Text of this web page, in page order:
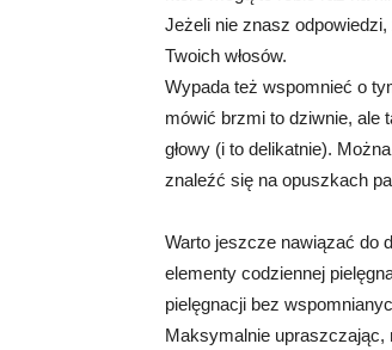
Jeżeli nie znasz
Twoich włosów.
Wypada też wspomnieć o
mówić brzmi to dziwnie, ale
głowy (i to delikatnie).
znaleźć się na opuszkach
Warto jeszcze nawiązać do
elementy codziennej
pielęgnacji bez
Maksymalnie upraszczając,